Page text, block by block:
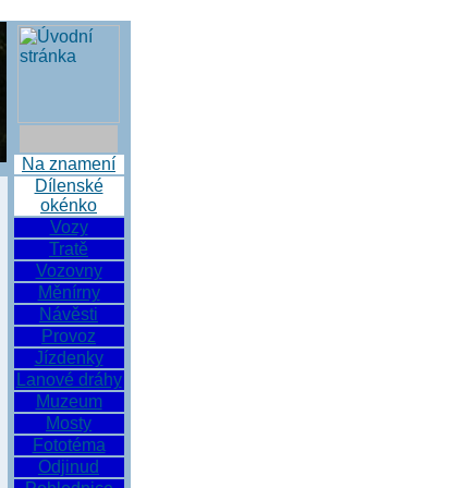
Na znamení
Dílenské
okénko
Vozy
Tratě
Vozovny
Měnírny
Návěsti
Provoz
Jízdenky
Lanové dráhy
Muzeum
Mosty
Fototéma
Odjinud